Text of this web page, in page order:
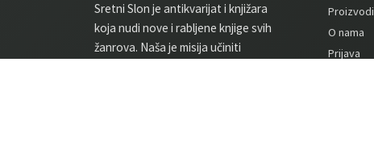
Sretni Slon je antikvarijat i knjižara
koja nudi nove i rabljene knjige svih
žanrova. Naša je misija učiniti
Proizvodi
O nama
Prijava